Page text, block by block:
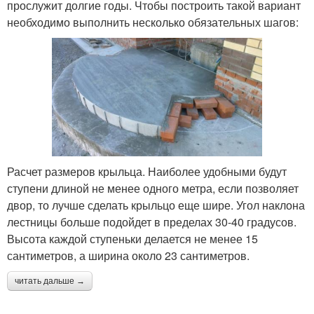
прослужит долгие годы. Чтобы построить такой вариант
необходимо выполнить несколько обязательных шагов:
Расчет размеров крыльца. Наиболее удобными будут
ступени длиной не менее одного метра, если позволяет
двор, то лучше сделать крыльцо еще шире. Угол наклона
лестницы больше подойдет в пределах 30-40 градусов.
Высота каждой ступеньки делается не менее 15
сантиметров, а ширина около 23 сантиметров.
читать дальше →